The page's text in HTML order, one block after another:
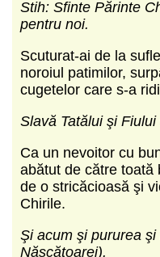
Stih: Sfinte Părinte
pentru noi.
Scuturat-ai de la
noroiul patimilor,
cugetelor care s-a
Slavă Tatălui şi
Ca un nevoitor cu
abătut de către toată
de o stricăcioasă şi
Chirile.
Şi acum şi pururea
Născătoarei).